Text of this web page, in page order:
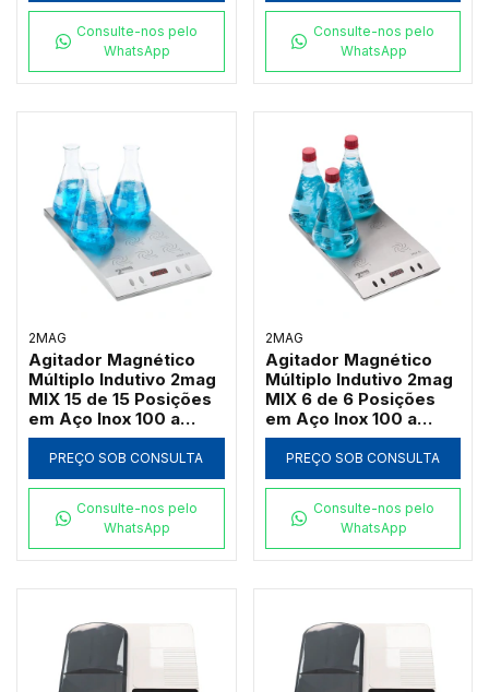
Consulte-nos pelo
WhatsApp
Consulte-nos pelo
WhatsApp
2MAG
Agitador Magnético
Múltiplo Indutivo 2mag
MIX 15 de 15 Posições
em Aço Inox 100 a
2000 RPM (Até
3000ml por Ponto)
PREÇO SOB CONSULTA
Consulte-nos pelo
WhatsApp
2MAG
Agitador Magnético
Múltiplo Indutivo 2mag
MIX 6 de 6 Posições
em Aço Inox 100 a
2000 RPM (Até
3000ml por Ponto)
PREÇO SOB CONSULTA
Consulte-nos pelo
WhatsApp